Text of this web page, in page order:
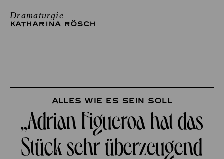
Dramaturgie
KATHARINA RÖSCH
alles wie es sein soll
„Adrian Figueroa hat das
Stück sehr überzeugend